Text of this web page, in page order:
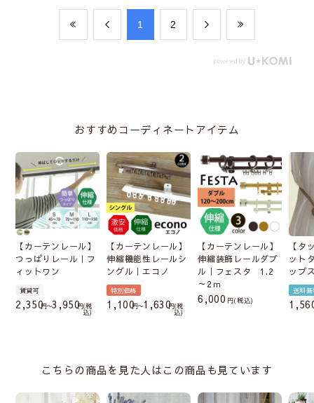
​1 ​2
おすすめコーディネートアイテム
【カーテンレール】
つっぱりレール｜フ
ィットワン
賃貸可
2,350 〜3,950 税
込
【カーテンレール】
伸縮機能性レールシ
ングル｜エコノ
特別価格
1,100 〜1,630 税
込
【カーテンレール】
伸縮装飾レールダブ
ル｜フェスタ 1.2
～2ｍ
6,000 税込
【タ
ット
ップ
送料無
こちらの商品を見た人はこの商品も見ています